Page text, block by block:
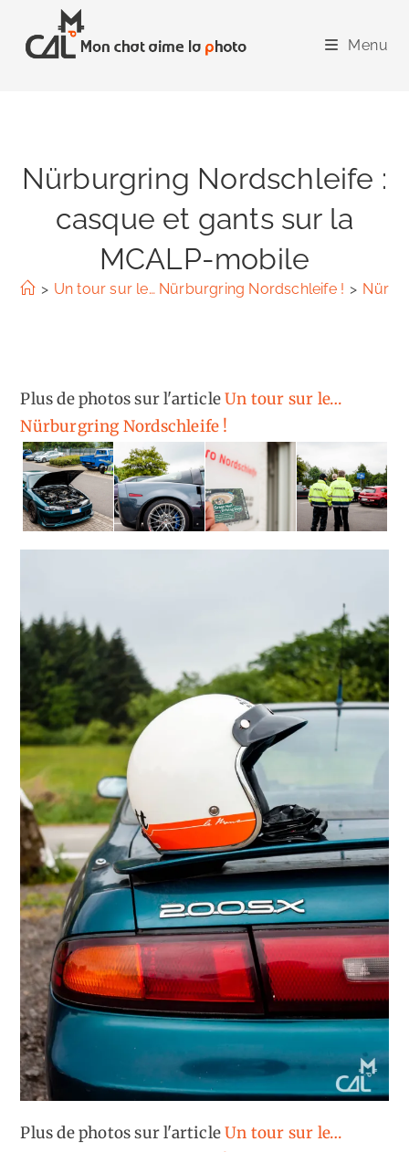
content
Menu
Nürburgring Nordschleife :
casque et gants sur la
MCALP-mobile
> Un tour sur le… Nürburgring Nordschleife ! >
Plus de photos sur l'articleUn tour sur le…
Nürburgring Nordschleife !
Plus de photos sur l'articleUn tour sur le…